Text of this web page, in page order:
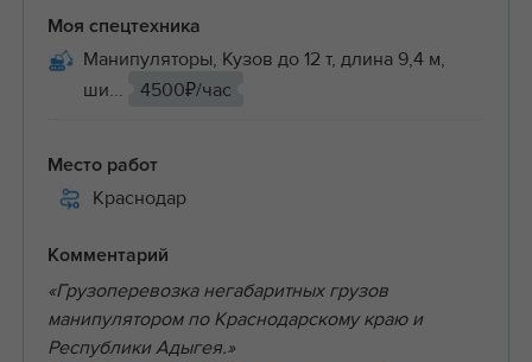
Моя спецтехника
Манипуляторы, Кузов до 12 т, длина 9,4 м,
ши...
4500₽/час
Место работ
Краснодар
Комментарий
«Грузоперевозка негабаритных грузов
манипулятором по Краснодарскому краю и
Республики Адыгея.»